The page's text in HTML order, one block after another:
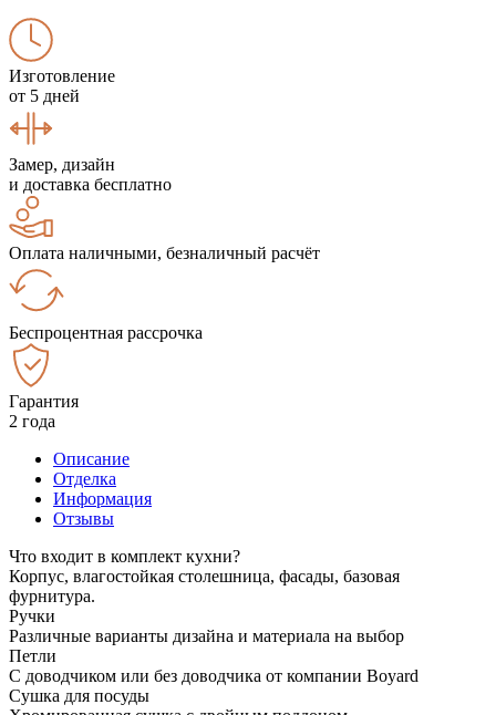
Изготовление
от 5 дней
Замер, дизайн
и доставка бесплатно
Оплата наличными, безналичный расчёт
Беспроцентная рассрочка
Гарантия
2 года
Описание
Отделка
Информация
Отзывы
Что входит в комплект кухни?
Корпус, влагостойкая столешница, фасады, базовая
фурнитура.
Ручки
Различные варианты дизайна и материала на выбор
Петли
С доводчиком или без доводчика от компании Boyard
Сушка для посуды